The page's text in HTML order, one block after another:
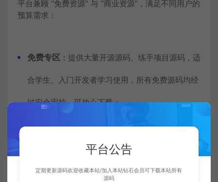
平台兼顾 “免费资源” 与 “商业资源”，满足不同用户的
预算需求：
免费专区 ：提供大量开源源码、练手项目源码，适
合学生、入门开发者学习使用，所有免费源码均经
过安全审核，可放心下载；
商业源码分级定价：根据源码的功能复杂度、服
务保障等级进行合理定价，同时提供套餐优惠（如
“源码 + 部署 + 培训” 组合），相比自主开发可节
平台公告
定期更新源码欢迎收藏本站/加入本站钻石会员可下载本站所有
源码